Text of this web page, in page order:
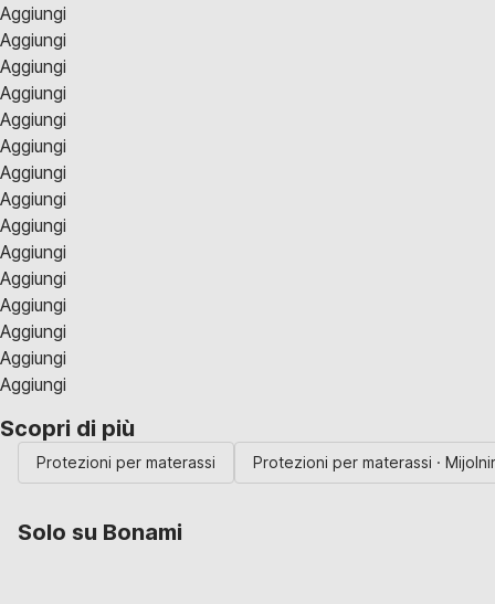
Aggiungi
Aggiungi
Aggiungi
Aggiungi
Aggiungi
Aggiungi
Aggiungi
Aggiungi
Aggiungi
Aggiungi
Aggiungi
Aggiungi
Aggiungi
Aggiungi
Aggiungi
Scopri di più
Protezioni per materassi Protezioni per materassi · Mijolnir
Solo su Bonami